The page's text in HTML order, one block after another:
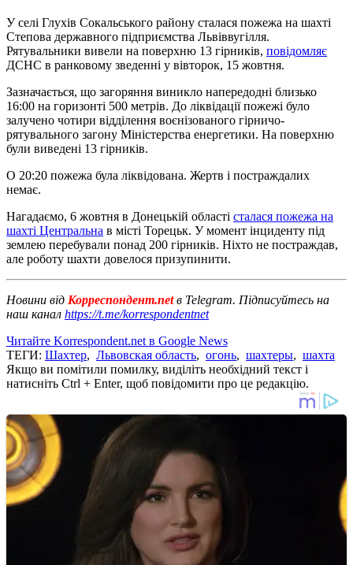
У селі Глухів Сокальського району сталася пожежа на шахті
Степова державного підприємства Львіввугілля.
Рятувальники вивели на поверхню 13 гірників, повідомляє
ДСНС в ранковому зведенні у вівторок, 15 жовтня.
Зазначається, що загоряння виникло напередодні близько
16:00 на горизонті 500 метрів. До ліквідації пожежі було
залучено чотири відділення воєнізованого гірничо-
рятувального загону Міністерства енергетики. На поверхню
були виведені 13 гірників.
О 20:20 пожежа була ліквідована. Жертв і постраждалих
немає.
Нагадаємо, 6 жовтня в Донецькій області сталася пожежа на
шахті Центральна в місті Торецьк. У момент інциденту під
землею перебували понад 200 гірників. Ніхто не постраждав,
але роботу шахти довелося призупинити.
Новини від Корреспондент.netв Telegram. Підписуйтесь на
наш канал https://t.me/korrespondentnet
Читайте Korrespondent.net в Google News
ТЕГИ: Шахтер, Львовская область, огонь, шахтеры, шахта
Якщо ви помітили помилку, виділіть необхідний текст і
натисніть Ctrl + Enter, щоб повідомити про це редакцію.